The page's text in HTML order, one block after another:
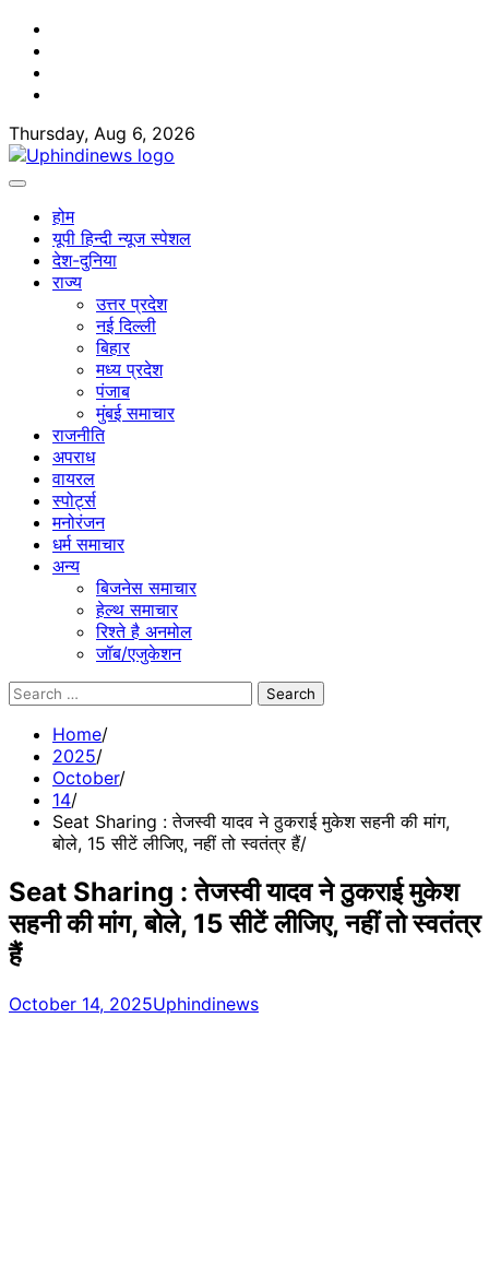
Skip
content
Thursday, Aug 6, 2026
होम
यूपी हिन्दी न्यूज स्पेशल
देश-दुनिया
राज्य
उत्तर प्रदेश
नई दिल्ली
बिहार
मध्य प्रदेश
पंजाब
मुंबई समाचार
राजनीति
अपराध
वायरल
स्पोर्ट्स
मनोरंजन
धर्म समाचार
अन्य
बिजनेस समाचार
हेल्थ समाचार
रिश्ते है अनमोल
जॉब/एजुकेशन
Search
Home
2025
October
14
Seat Sharing : तेजस्वी यादव ने ठुकराई मुकेश सहनी की मांग,
बोले, 15 सीटें लीजिए, नहीं तो स्वतंत्र हैं
Seat Sharing : तेजस्वी यादव ने ठुकराई मुकेश
सहनी की मांग, बोले, 15 सीटें लीजिए, नहीं तो स्वतंत्र
हैं
October 14, 2025Uphindinews